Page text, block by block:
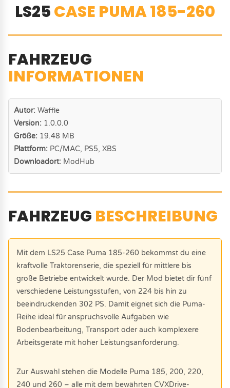
LS25CASE PUMA 185-260
FAHRZEUG
INFORMATIONEN
Autor: Waffle
Version: 1.0.0.0
Größe: 19.48 MB
Plattform: PC/MAC, PS5, XBS
Downloadort: ModHub
FAHRZEUG BESCHREIBUNG
Mit dem LS25 Case Puma 185-260 bekommst du eine
kraftvolle Traktorenserie, die speziell für mittlere bis
große Betriebe entwickelt wurde. Der Mod bietet dir fünf
verschiedene Leistungsstufen, von 224 bis hin zu
beeindruckenden 302 PS. Damit eignet sich die Puma-
Reihe ideal für anspruchsvolle Aufgaben wie
Bodenbearbeitung, Transport oder auch komplexere
Arbeitsgeräte mit hoher Leistungsanforderung.
Zur Auswahl stehen die Modelle Puma 185, 200, 220,
240 und 260 – alle mit dem bewährten CVXDrive-